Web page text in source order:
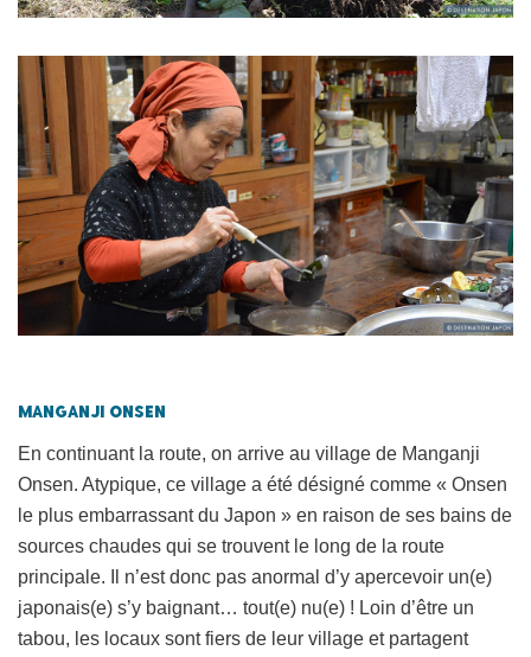
Manganji Onsen
En continuant la route, on arrive au village de Manganji
Onsen. Atypique, ce village a été désigné comme « Onsen
le plus embarrassant du Japon » en raison de ses bains de
sources chaudes qui se trouvent le long de la route
principale. Il n’est donc pas anormal d’y apercevoir un(e)
japonais(e) s’y baignant… tout(e) nu(e) ! Loin d’être un
tabou, les locaux sont fiers de leur village et partagent